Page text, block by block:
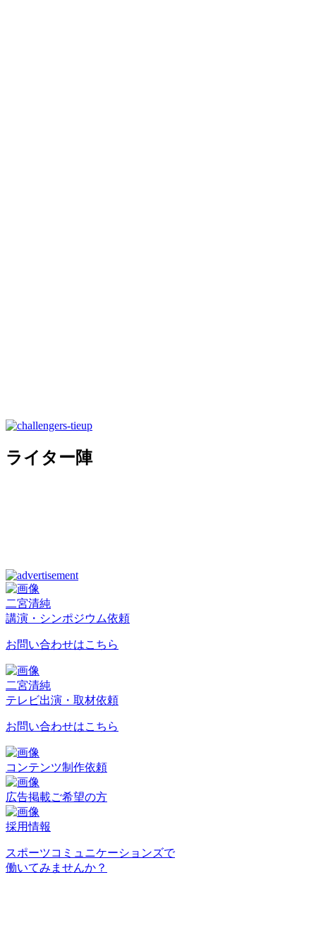
ライター陣
二宮清純
講演・シンポジウム依頼
お問い合わせはこちら
二宮清純
テレビ出演・取材依頼
お問い合わせはこちら
コンテンツ制作依頼
広告掲載ご希望の方
採用情報
スポーツコミュニケーションズで
働いてみませんか？